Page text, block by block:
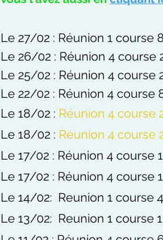
Le 27/02 : Réunion 1 course
Le 26/02 : Réunion 4 course
Le 25/02 : Réunion 4 course
Le 22/02 : Réunion 4 course
Le 18/02 : Réunion 4 course
Le 18/02 : Réunion 4 course
Le 17/02 : Réunion 4 course
Le 17/02 : Réunion 4 course
Le 14/02: ​Reunion 1 course
Le 13/02: ​Reunion 1 course